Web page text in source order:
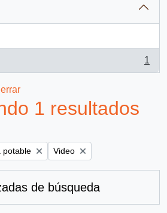
1
1 resultados
filter:
potable Remove filter:
Video
de búsqueda